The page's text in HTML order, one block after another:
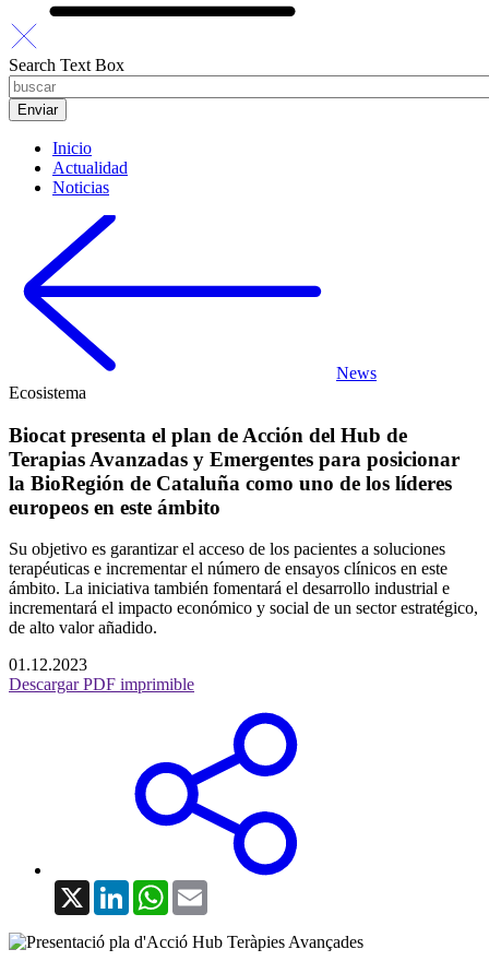
Search Text Box
Inicio
Actualidad
Noticias
News
Ecosistema
Biocat presenta el plan de Acción del Hub de
Terapias Avanzadas y Emergentes para posicionar
la BioRegión de Cataluña como uno de los líderes
europeos en este ámbito
Su objetivo es garantizar el acceso de los pacientes a soluciones
terapéuticas e incrementar el número de ensayos clínicos en este
ámbito. La iniciativa también fomentará el desarrollo industrial e
incrementará el impacto económico y social de un sector estratégico,
de alto valor añadido.
01.12.2023
Descargar PDF imprimible
X LinkedInWhatsApp